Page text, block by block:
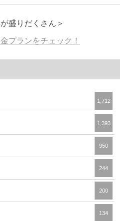
盛りだくさん＞
プランをチェック！
1,712
1,393
950
244
200
134